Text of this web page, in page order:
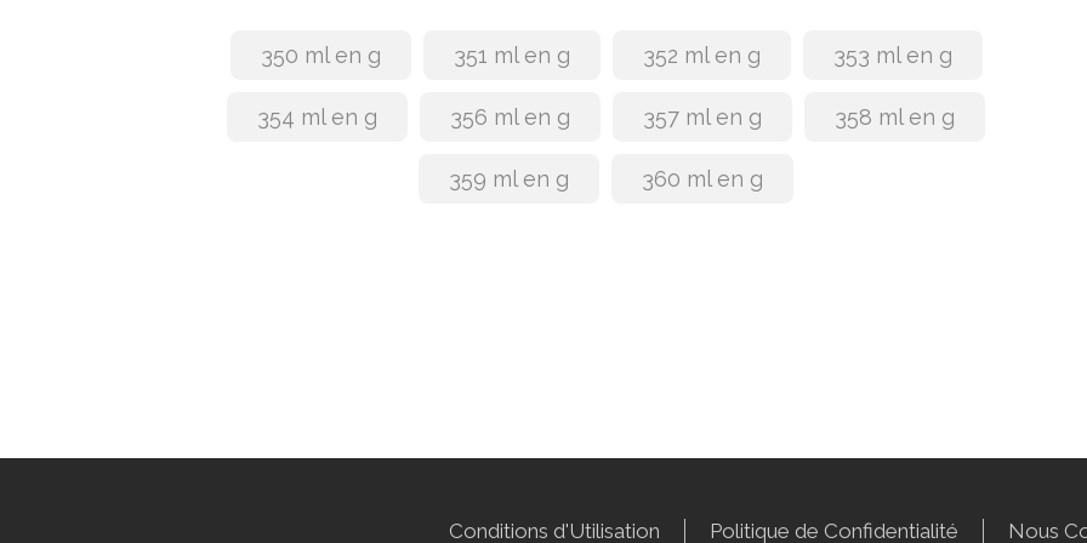
350 ml en g 351 ml en g 352 ml en g 353 ml en g
354 ml en g 356 ml en g 357 ml en g 358 ml en g
359 ml en g 360 ml en g
Conditions d'Utilisation Politique de Confidentialité Nous